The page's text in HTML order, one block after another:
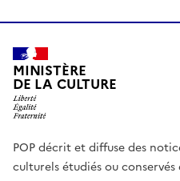
MINISTÈRE
DE LA CULTURE
POP décrit et diffuse des
culturels étudiés ou